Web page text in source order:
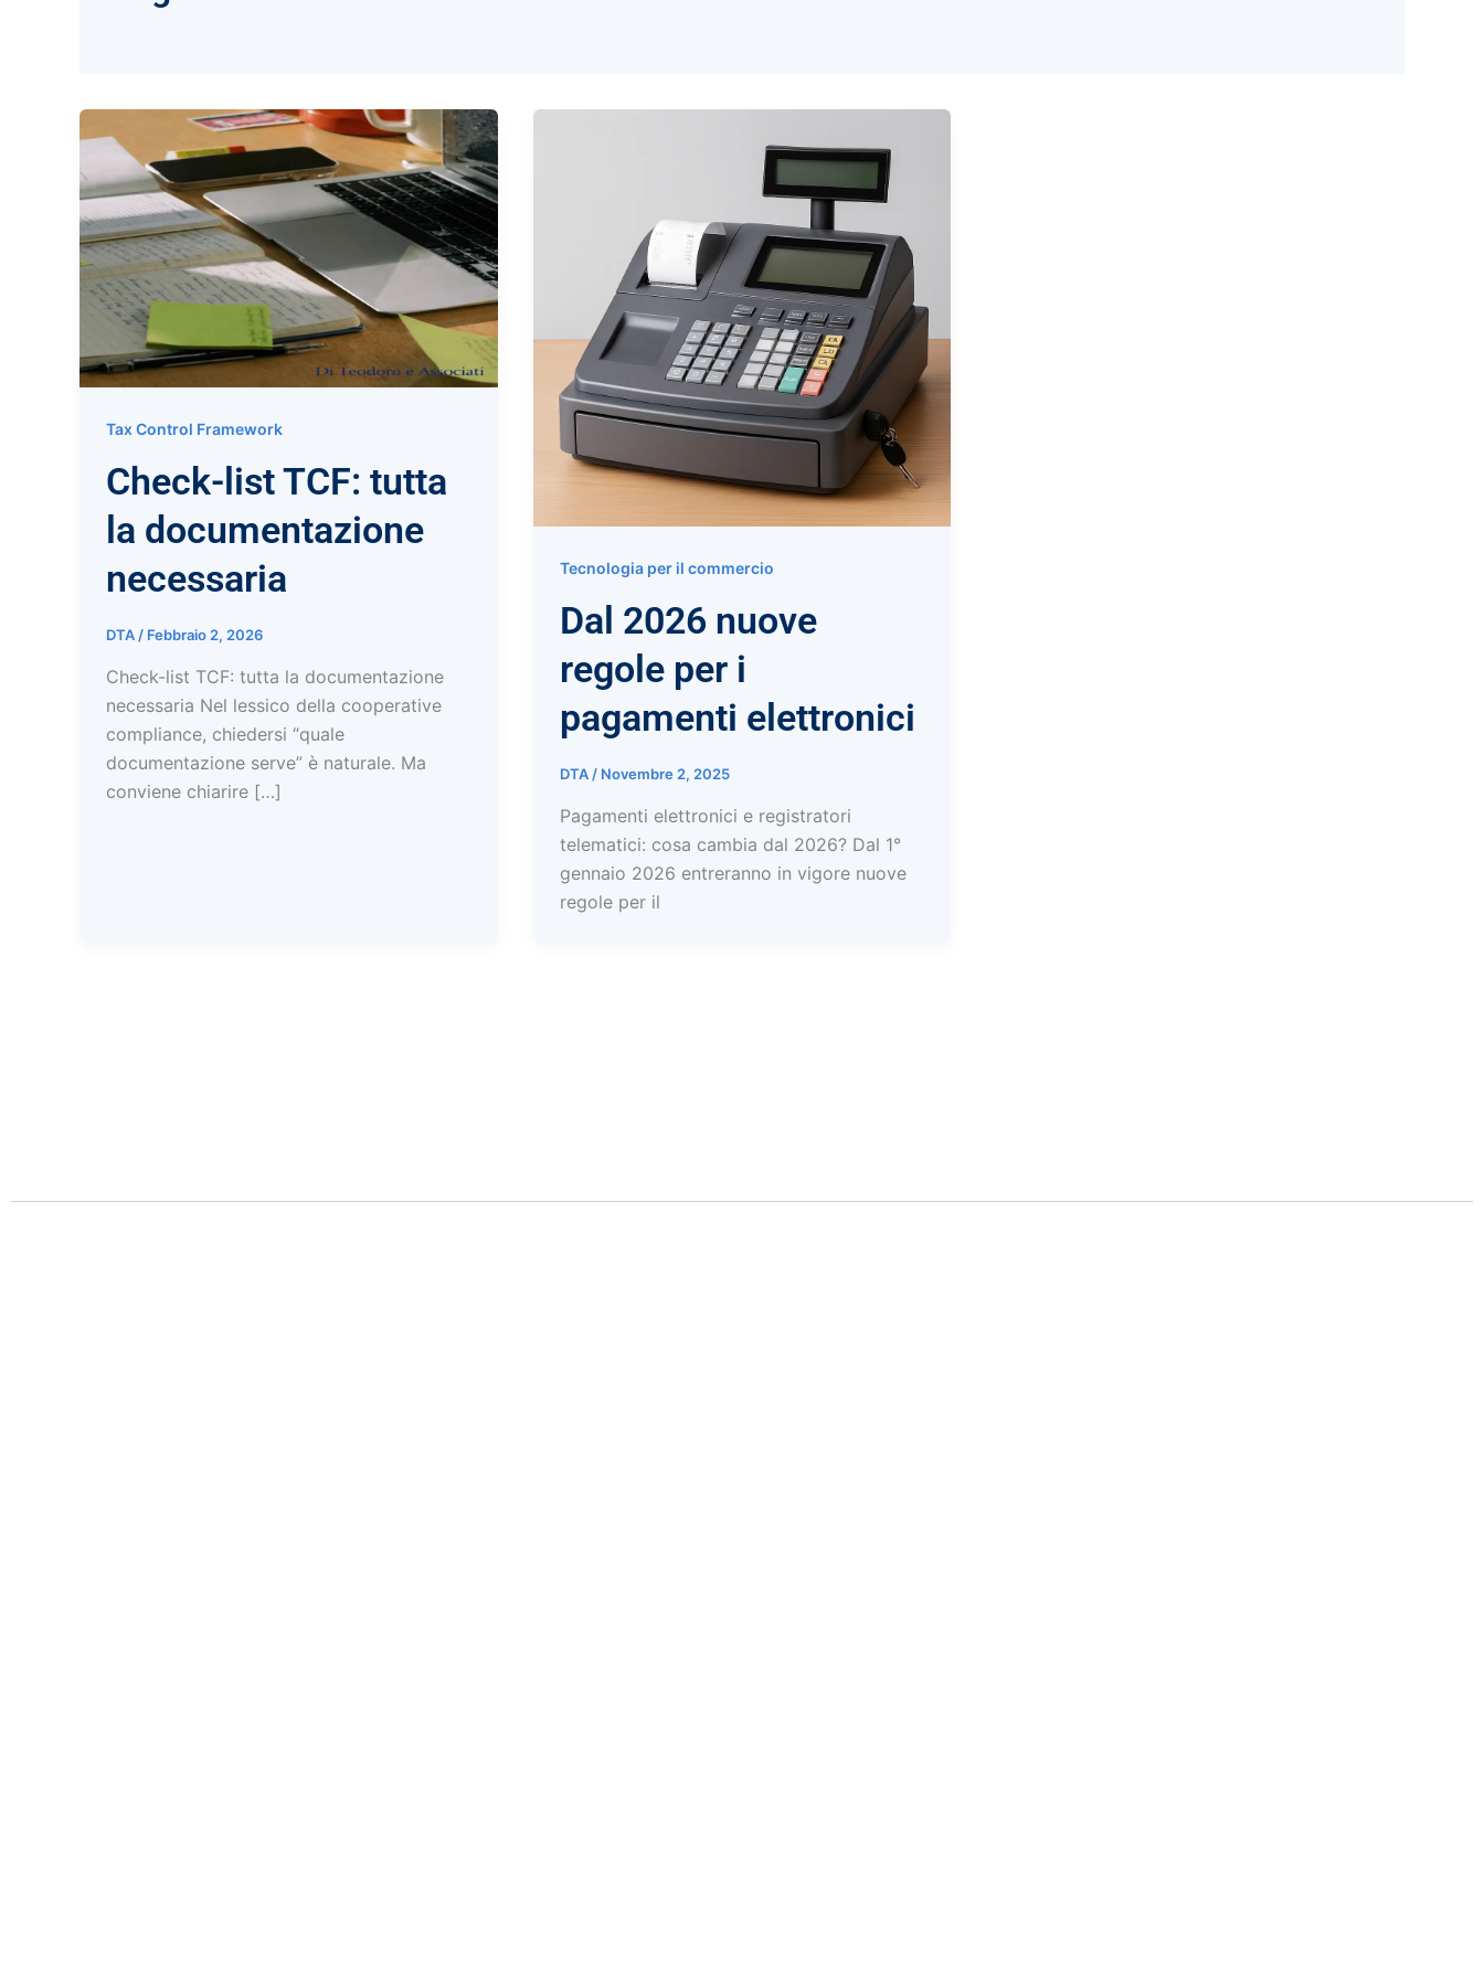
Tax Control Framework
Check-list TCF: tutta
la documentazione
necessaria
DTA/ Febbraio 2, 2026
Check-list TCF: tutta la documentazione
necessaria Nel lessico della cooperative
compliance, chiedersi “quale
documentazione serve” è naturale. Ma
conviene chiarire […]
Tecnologia per il commercio
Dal 2026 nuove
regole per i
pagamenti elettronici
DTA/ Novembre 2, 2025
Pagamenti elettronici e registratori
telematici: cosa cambia dal 2026? Dal 1°
gennaio 2026 entreranno in vigore nuove
regole per il